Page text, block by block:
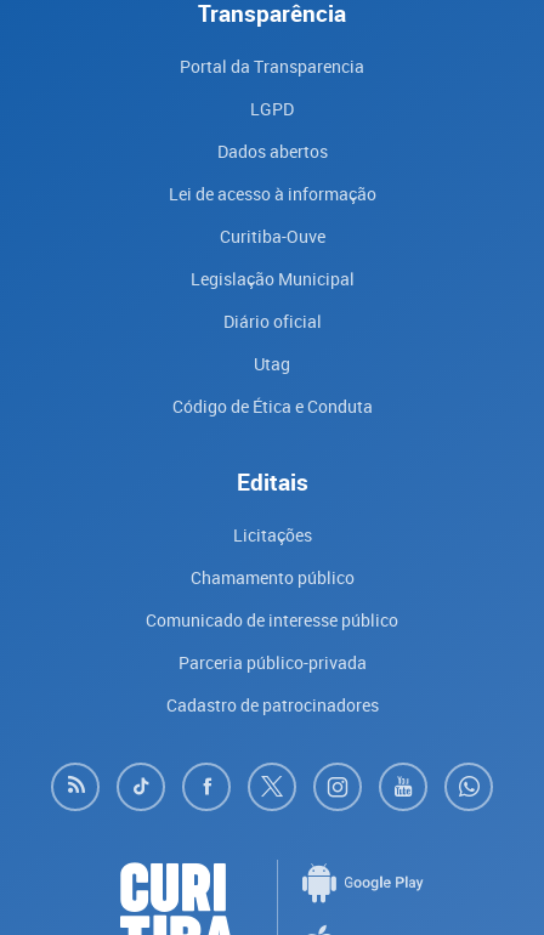
Transparência
Portal da Transparencia
LGPD
Dados abertos
Lei de acesso à informação
Curitiba-Ouve
Legislação Municipal
Diário oficial
Utag
Código de Ética e Conduta
Editais
Licitações
Chamamento público
Comunicado de interesse público
Parceria público-privada
Cadastro de patrocinadores